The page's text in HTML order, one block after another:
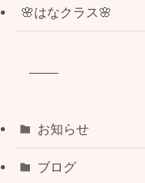
🌸はなクラス🌸
お知らせ
ブログ